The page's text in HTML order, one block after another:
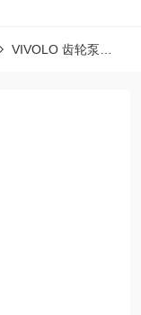
VIVOLO 齿轮泵